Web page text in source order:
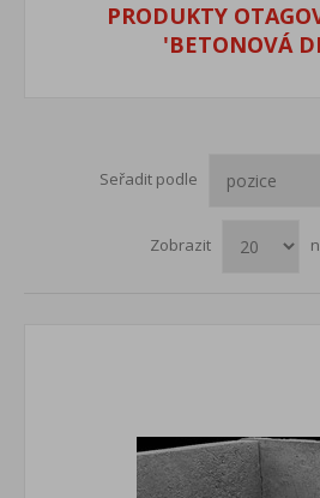
PRODUKTY
'BETONOVÁ
Seřadit podle
Zobrazit